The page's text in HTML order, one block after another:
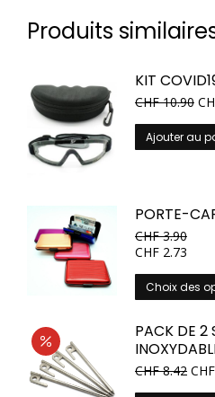
Produits
KIT
CHF10.90
Ajouter au
PORTE-
CHF3.90
CHF 2.73
Choix des
PACK DE 2
Le
CHF8.42Le
CHF